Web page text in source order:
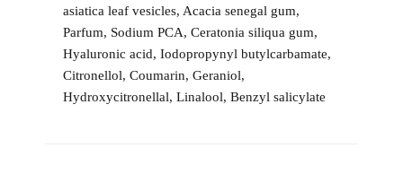
asiatica leaf vesicles, Acacia senegal gum,
Parfum, Sodium PCA, Ceratonia siliqua gum,
Hyaluronic acid, Iodopropynyl butylcarbamate,
Citronellol, Coumarin, Geraniol,
Hydroxycitronellal, Linalool, Benzyl salicylate